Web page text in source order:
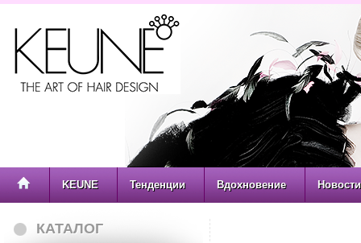
KEUNE Тенденции Вдохновение Новости
КАТАЛОГ